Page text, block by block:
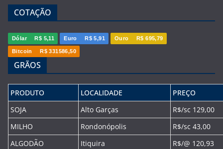
COTAÇÃO
Dólar R$ 5,11 Euro R$ 5,91 Ouro R$ 695,79
Bitcoin R$ 331586,50
GRÃOS
PRODUTO LOCALIDADE
PREÇO
SOJA
Alto Garças
R$/sc 129,00
MILHO
Rondonópolis
R$/sc 43,00
ALGODÃO
Itiquira R$/@ 120,93